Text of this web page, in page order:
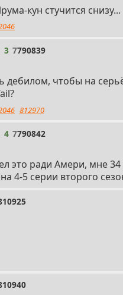
кун стучится снизу...
3 7790839
дебилом, чтобы на
812970
4 7790842
это ради Амери, мне 34
4-5 серии второго